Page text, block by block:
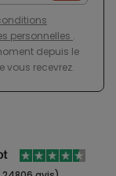
personnelles .
depuis le
vous recevrez.